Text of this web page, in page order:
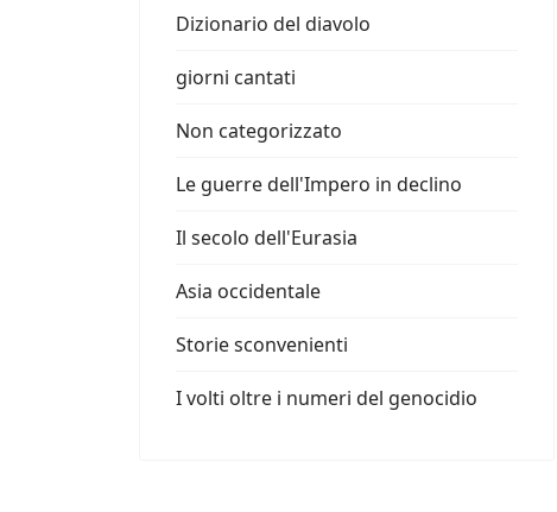
Dizionario del diavolo
giorni cantati
Non categorizzato
Le guerre dell'Impero in declino
Il secolo dell'Eurasia
Asia occidentale
Storie sconvenienti
I volti oltre i numeri del genocidio